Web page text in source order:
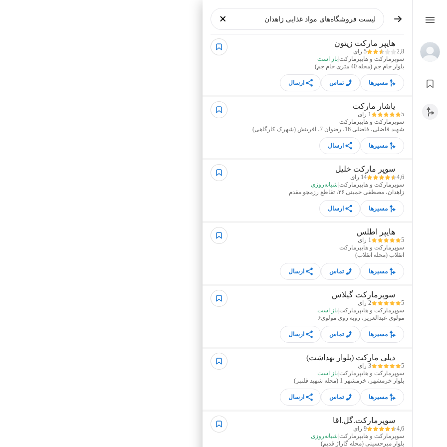
هایپر مارکت زیتون
2,8
5 رای
سوپرمارکت و هایپرمارکت|باز است
بلوار جام جم (محله 40 متری جام جم)
مسیرها
تماس ارسال
یاشار مارکت
5
1 رای
سوپرمارکت و هایپرمارکت
شهید فاضلی، فاضلی 16، رضوان 7، آفرینش (شهرک کارگاهی)
سوپر مارکت خلیل
4,6
14 رای
سوپرمارکت و هایپرمارکت| شبانه‌روزی
زاهدان، مصطفی خمینی ۲۶، تقاطع رزمجو مقدم
مسیرها
هایپر اطلس
5
1 رای
سوپرمارکت و هایپرمارکت
مسیرها
تماس
سوپرمارکت گیلاس
5
2 رای
سوپرمارکت و هایپرمارکت|باز است
مولوی عبدالعزیز، روبه روی مولوی۶
مسیرها
تماس
دیلی مارکت (بلوار بهداشت)
3 رای
سوپرمارکت و هایپرمارکت|
باز است
بلوار خرمشهر، خرمشهر 1 (محله شهید قلنبر)
مسیرها
تماس